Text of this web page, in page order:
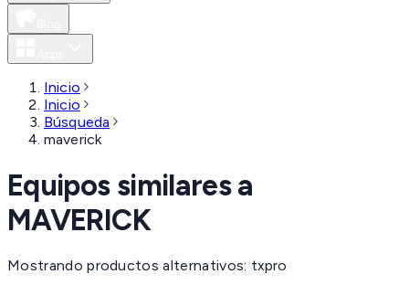
Inicio
Inicio
Búsqueda
maverick
Equipos similares a
MAVERICK
Mostrando productos alternativos: txpro